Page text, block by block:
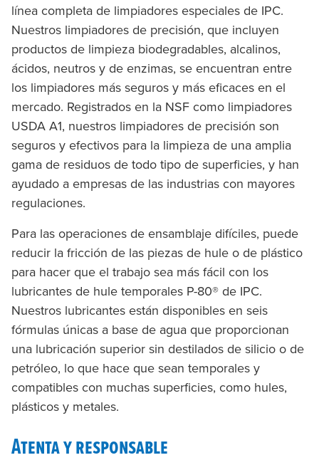
línea completa de limpiadores especiales de IPC.
Nuestros limpiadores de precisión, que incluyen
productos de limpieza biodegradables, alcalinos,
ácidos, neutros y de enzimas, se encuentran entre
los limpiadores más seguros y más eficaces en el
mercado. Registrados en la NSF como limpiadores
USDA A1, nuestros limpiadores de precisión son
seguros y efectivos para la limpieza de una amplia
gama de residuos de todo tipo de superficies, y han
ayudado a empresas de las industrias con mayores
regulaciones.
Para las operaciones de ensamblaje difíciles, puede
reducir la fricción de las piezas de hule o de plástico
para hacer que el trabajo sea más fácil con los
lubricantes de hule temporales P-80® de IPC.
Nuestros lubricantes están disponibles en seis
fórmulas únicas a base de agua que proporcionan
una lubricación superior sin destilados de silicio o de
petróleo, lo que hace que sean temporales y
compatibles con muchas superficies, como hules,
plásticos y metales.
Atenta y responsable